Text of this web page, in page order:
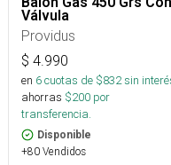
Válvula
Providus
$ 4.990
en 6cuotas de $832sin
ahorras $200 por
transferencia.
Disponible
+80 Vendidos